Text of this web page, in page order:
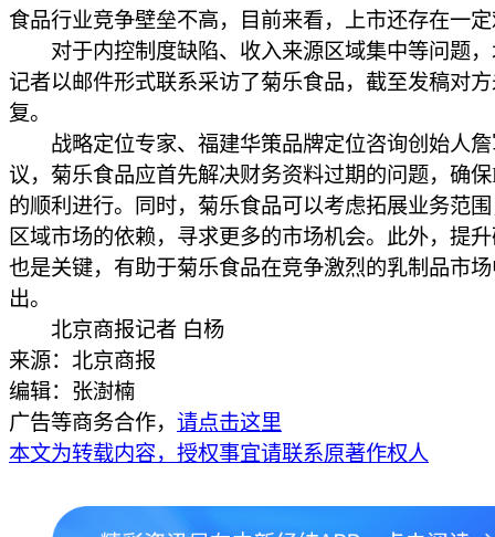
食品行业竞争壁垒不高，目前来看，上市还存在一
对于内控制度缺陷、收入来源区域集中等问题，
记者以邮件形式联系采访了菊乐食品，截至发稿对
复。
战略定位专家、福建华策品牌定位咨询创始人詹
议，菊乐食品应首先解决财务资料过期的问题，确
的顺利进行。同时，菊乐食品可以考虑拓展业务范
区域市场的依赖，寻求更多的市场机会。此外，提
也是关键，有助于菊乐食品在竞争激烈的乳制品市
出。
北京商报记者 白杨
来源：北京商报
编辑：张澍楠
广告等商务合作， 请点击这里
本文为转载内容，授权事宜请联系原著作权人